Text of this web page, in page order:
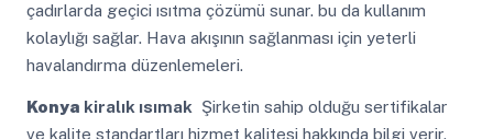
çadırlarda geçici ısıtma çözümü sunar. bu da kullanım
kolaylığı sağlar. Hava akışının sağlanması için yeterli
havalandırma düzenlemeleri.
Konya kiralık ısımak Şirketin sahip olduğu sertifikalar
ve kalite standartları hizmet kalitesi hakkında bilgi verir.